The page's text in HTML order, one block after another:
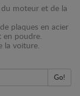
moteur et de la
plaques en acier
en poudre.
la voiture.
Go!